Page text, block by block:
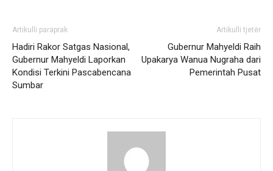
Artikulli paraprak
Hadiri Rakor Satgas Nasional,
Gubernur Mahyeldi Laporkan
Kondisi Terkini Pascabencana
Sumbar
Artikulli tjetër
Gubernur Mahyeldi Raih
Upakarya Wanua Nugraha dari
Pemerintah Pusat